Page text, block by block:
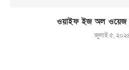
ওয়াইফ ইজ অল ওয়েজ
জুলাই ৫,